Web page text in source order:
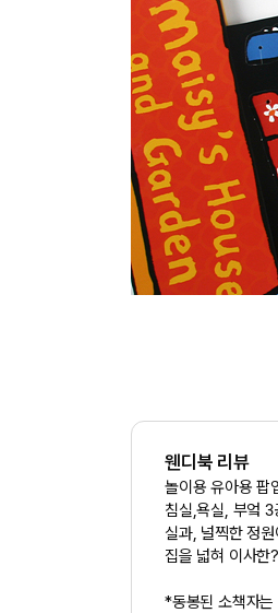
웬디북 리뷰
놀이용 유아용 팝
침실,욕실, 부엌
실과, 널찍한 정
집을 넓혀 이사한
*동봉된 소책자